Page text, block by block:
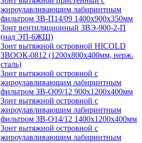
жироулавливающим лабиринтным
фильтром ЗВ-П14/09 1400х900х350мм
Зонт вентиляционный ЗВЭ-900-2-П
(над ЭП-6ЖШ)
Зонт вытяжной островной HICOLD
ЗВООК-0812 (1200х800x400мм, нерж.
сталь)
Зонт вытяжной островной с
жироулавливающим лабиринтным
фильтром ЗВ-О09/12 900х1200х400мм
Зонт вытяжной островной с
жироулавливающим лабиринтным
фильтром ЗВ-О14/12 1400х1200х400мм
Зонт вытяжной островной с
жироулавливающим лабиринтным